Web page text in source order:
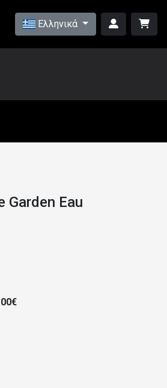
Ελληνικά
Garden Eau